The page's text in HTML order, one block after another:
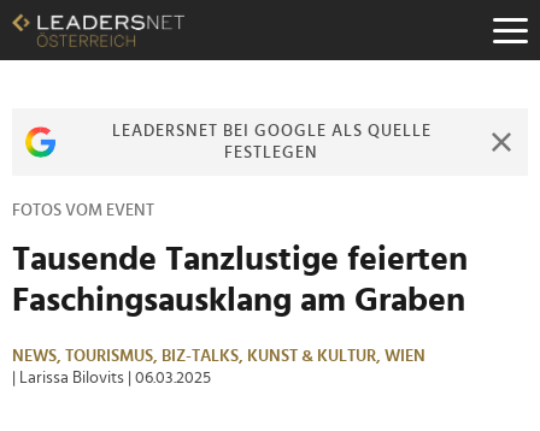
Zum
Inhalt
Zur
Zur
LEADERSNET BEI GOOGLE ALS QUELLE
FESTLEGEN
FOTOS VOM EVENT
Tausende Tanzlustige feierten
Faschingsausklang am Graben
NEWS, TOURISMUS, BIZ-TALKS, KUNST & KULTUR, WIEN
| Larissa Bilovits
| 06.03.2025